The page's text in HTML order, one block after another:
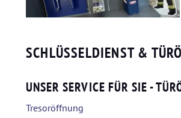
SCHLÜSSELDIENST &
UNSER SERVICE FÜR SIE -
Tresoröffnung